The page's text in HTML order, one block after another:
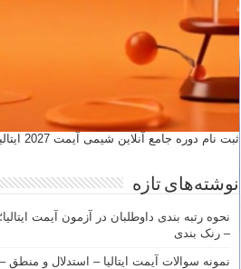
ثبت نام دوره جامع آنلاین شیمی آیمت 2027 ایتالیا - استاد مهدی نباتی
نوشته‌های تازه
– رنک بندی